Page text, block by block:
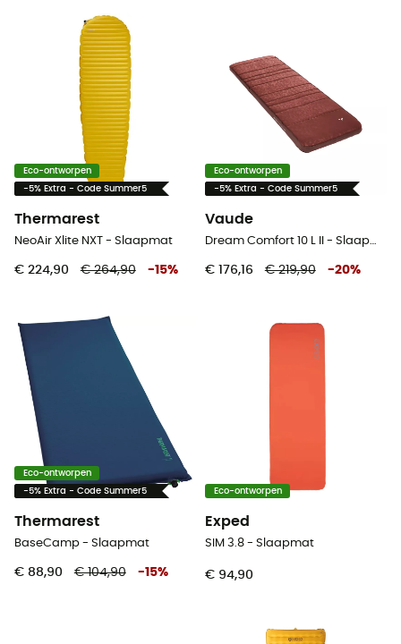
Eco-ontworpen
-5% Extra - Code Summer5
Thermarest
NeoAir Xlite NXT - Slaapmat
€ 224,90 € 264,90 -15%
Eco-ontworpen
-5% Extra - Code Summer5
Vaude
Dream Comfort 10 L II - Slaapmat
€ 176,16 € 219,90 -20%
Eco-ontworpen
-5% Extra - Code Summer5
Thermarest
BaseCamp - Slaapmat
€ 88,90 € 104,90 -15%
Eco-ontworpen
Exped
SIM 3.8 - Slaapmat
€ 94,90